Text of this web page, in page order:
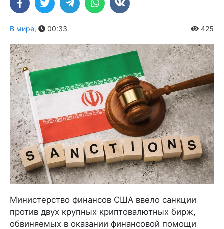
В мире, 00:33 425
Министерство финансов США ввело санкции
против двух крупных криптовалютных бирж,
обвиняемых в оказании финансовой помощи